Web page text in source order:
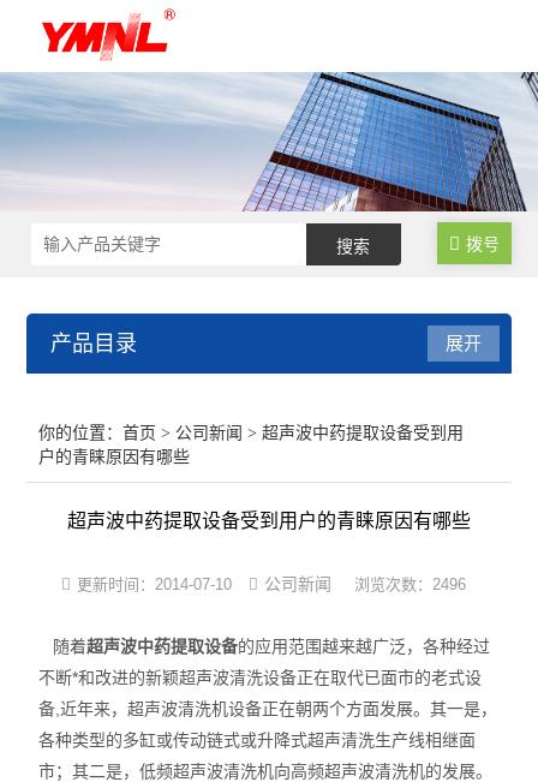
拨号
产品目录
超声波提取机
超声波清洗机
光化学反应设备
冷冻干燥机
培养箱系列
展开
你的位置：首页 > 公司新闻 > 超声波中药提取设备受到用
户的青睐原因有哪些
超声波中药提取设备受到用户的青睐原因有哪些
更新时间：2014-07-10 公司新闻 浏览次数：2496
随着超声波中药提取设备的应用范围越来越广泛，各种经过
不断*和改进的新颖超声波清洗设备正在取代已面市的老式设
备,近年来，超声波清洗机设备正在朝两个方面发展。其一是，
各种类型的多缸或传动链式或升降式超声清洗生产线相继面
市；其二是，低频超声波清洗机向高频超声波清洗机的发展。